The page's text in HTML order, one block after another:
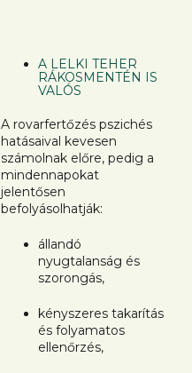
A LELKI TEHER
RÁKOSMENTÉN IS
VALÓS
A rovarfertőzés pszichés
hatásaival kevesen
számolnak előre, pedig a
mindennapokat
jelentősen
befolyásolhatják:
állandó
nyugtalanság és
szorongás,
kényszeres takarítás
és folyamatos
ellenőrzés,